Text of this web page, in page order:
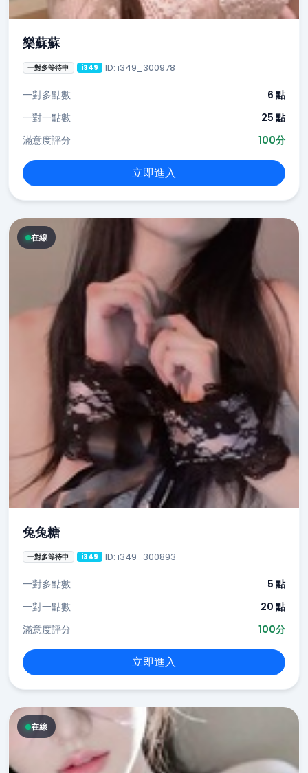
樂蘇蘇
一對多等待中 i349 ID: i349_300978
一對多點數
6 點
一對一點數
25 點
滿意度評分
100分
立即進入
在線
兔兔糖
一對多等待中 i349 ID: i349_300893
一對多點數
5 點
一對一點數
20 點
滿意度評分
100分
立即進入
在線